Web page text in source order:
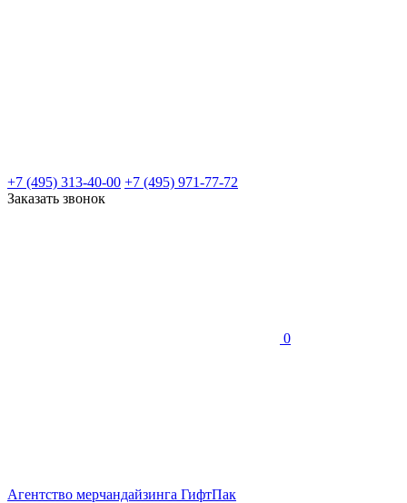
+7 (495) 313-40-00 +7 (495) 971-77-72
Заказать звонок
0
Агентство мерчандайзинга ГифтПак